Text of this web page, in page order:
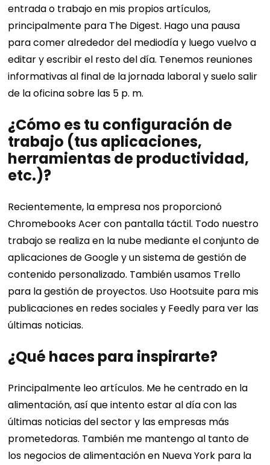
entrada o trabajo en mis propios artículos,
principalmente para The Digest. Hago una pausa
para comer alrededor del mediodía y luego vuelvo a
editar y escribir el resto del día. Tenemos reuniones
informativas al final de la jornada laboral y suelo salir
de la oficina sobre las 5 p. m.
¿Cómo es tu configuración de
trabajo (tus aplicaciones,
herramientas de productividad,
etc.)?
Recientemente, la empresa nos proporcionó
Chromebooks Acer con pantalla táctil. Todo nuestro
trabajo se realiza en la nube mediante el conjunto de
aplicaciones de Google y un sistema de gestión de
contenido personalizado. También usamos Trello
para la gestión de proyectos. Uso Hootsuite para mis
publicaciones en redes sociales y Feedly para ver las
últimas noticias.
¿Qué haces para inspirarte?
Principalmente leo artículos. Me he centrado en la
alimentación, así que intento estar al día con las
últimas noticias del sector y las empresas más
prometedoras. También me mantengo al tanto de
los negocios de alimentación en Nueva York para la